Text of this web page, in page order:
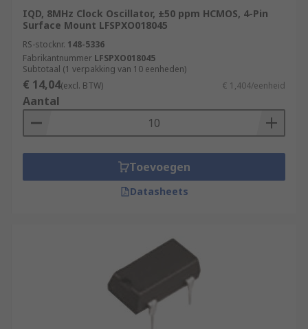
IQD, 8MHz Clock Oscillator, ±50 ppm HCMOS, 4-Pin
Surface Mount LFSPXO018045
RS-stocknr. 148-5336
Fabrikantnummer LFSPXO018045
Subtotaal (1 verpakking van 10 eenheden)
€ 14,04(excl. BTW) € 1,404/eenheid
Aantal
Toevoegen
Datasheets